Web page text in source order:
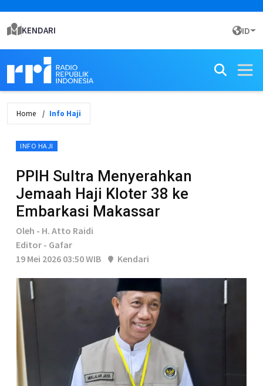
KENDARI ID
Home Info Haji
INFO HAJI
PPIH Sultra Menyerahkan
Jemaah Haji Kloter 38 ke
Embarkasi Makassar
Oleh - H. Atto Raidi
Editor - Gafar
19 Mei 2026 03:50 WIB
Kendari